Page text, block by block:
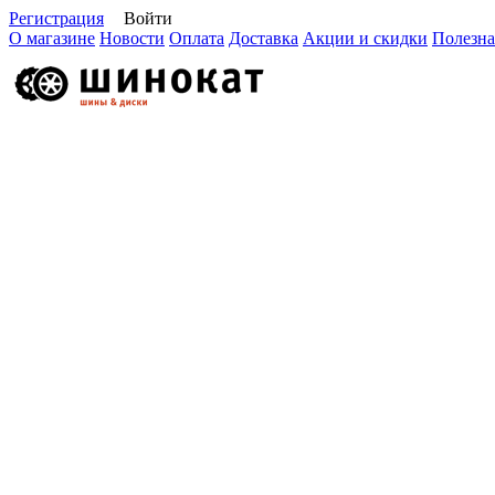
Регистрация
Войти
О магазине Новости Оплата Доставка Акции и скидки